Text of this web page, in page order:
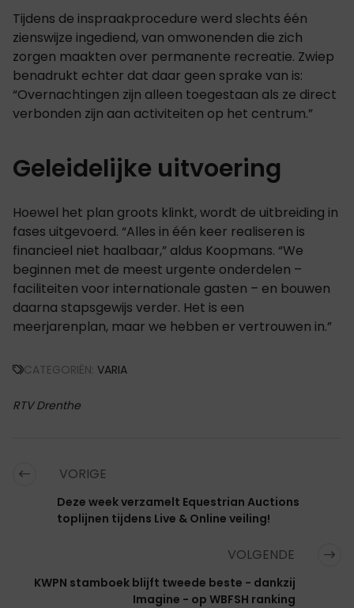
Tijdens de inspraakprocedure werd slechts één
zienswijze ingediend, van omwonenden die zich
zorgen maakten over permanente recreatie. Zwiep
benadrukt echter dat daar geen sprake van is:
“Overnachtingen zijn alleen toegestaan als ze direct
verbonden zijn aan activiteiten op het centrum.”
Geleidelijke uitvoering
Hoewel het plan groots klinkt, wordt de uitbreiding in
fases uitgevoerd. “Alles in één keer realiseren is
financieel niet haalbaar,” aldus Koopmans. “We
beginnen met de meest urgente onderdelen –
faciliteiten voor internationale gasten – en bouwen
daarna stapsgewijs verder. Het is een
meerjarenplan, maar we hebben er vertrouwen in.”
CATEGORIËN: VARIA
RTV Drenthe
VORIGE
Deze week verzamelt Equestrian Auctions
toplijnen tijdens Live & Online veiling!
VOLGENDE
KWPN stamboek blijft tweede beste - dankzij
Imagine - op WBFSH ranking